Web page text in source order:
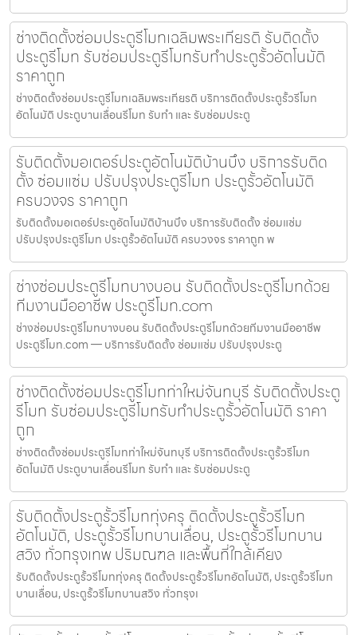
ช่างติดตั้งซ่อมประตูรีโมทเฉลิมพระเกียรติ รับติดตั้ง
ประตูรีโมท รับซ่อมประตูรีโมทรับทำประตูรั้วอัตโนมัติ
ราคาถูก
ช่างติดตั้งซ่อมประตูรีโมทเฉลิมพระเกียรติ บริการติดตั้งประตูรั้วรีโมท
อัตโนมัติ ประตูบานเลื่อนรีโมท รับทำ และ รับซ่อมประตู
รับติดตั้งมอเตอร์ประตูอัตโนมัติบ้านบึง บริการรับติด
ตั้ง ซ่อมแซ่ม ปรับปรุงประตูรีโมท ประตูรั้วอัตโนมัติ
ครบวงจร ราคาถูก
รับติดตั้งมอเตอร์ประตูอัตโนมัติบ้านบึง บริการรับติดตั้ง ซ่อมแซ่ม
ปรับปรุงประตูรีโมท ประตูรั้วอัตโนมัติ ครบวงจร ราคาถูก พ
ช่างซ่อมประตูรีโมทบางบอน รับติดตั้งประตูรีโมทด้วย
ทีมงานมืออาชีพ ประตูรีโมท.com
ช่างซ่อมประตูรีโมทบางบอน รับติดตั้งประตูรีโมทด้วยทีมงานมืออาชีพ
ประตูรีโมท.com — บริการรับติดตั้ง ซ่อมแซ่ม ปรับปรุงประตู
ช่างติดตั้งซ่อมประตูรีโมทท่าใหม่จันทบุรี รับติดตั้งประตู
รีโมท รับซ่อมประตูรีโมทรับทำประตูรั้วอัตโนมัติ ราคา
ถูก
ช่างติดตั้งซ่อมประตูรีโมทท่าใหม่จันทบุรี บริการติดตั้งประตูรั้วรีโมท
อัตโนมัติ ประตูบานเลื่อนรีโมท รับทำ และ รับซ่อมประตู
รับติดตั้งประตูรั้วรีโมททุ่งครุ ติดตั้งประตูรั้วรีโมท
อัตโนมัติ, ประตูรั้วรีโมทบานเลื่อน, ประตูรั้วรีโมทบาน
สวิง ทั่วกรุงเทพ ปริมณฑล และพื้นที่ใกล้เคียง
รับติดตั้งประตูรั้วรีโมททุ่งครุ ติดตั้งประตูรั้วรีโมทอัตโนมัติ, ประตูรั้วรีโมท
บานเลื่อน, ประตูรั้วรีโมทบานสวิง ทั่วกรุงเ